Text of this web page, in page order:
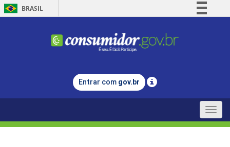
BRASIL
Comunica BR
Legislação
Entrar com gov.br
Toggle